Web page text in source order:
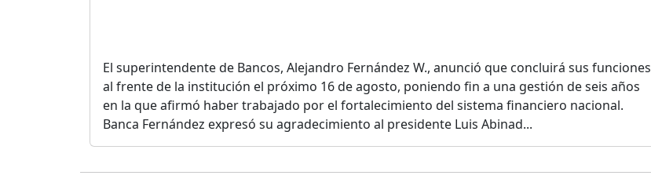
El superintendente de Bancos, Alejandro Fernández W., anunció que concluirá sus funciones
al frente de la institución el próximo 16 de agosto, poniendo fin a una gestión de seis años
en la que afirmó haber trabajado por el fortalecimiento del sistema financiero nacional.
Banca Fernández expresó su agradecimiento al presidente Luis Abinad...